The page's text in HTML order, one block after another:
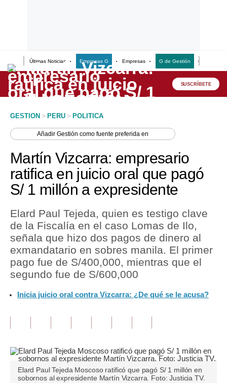
Últimas Noticias Empresas G Empresas G de Gestión
Lo último
Peru Quiosco
Economía
Mercados
Política
Finanzas Personales
Opinión
Editorial
Pregunta de hoy
SUSCRÍBETE
GESTION > PERU > POLITICA
AñadirGestión como fuente preferida en
Martín Vizcarra: empresario
ratifica en juicio oral que pagó
S/ 1 millón a expresidente
Elard Paul Tejeda, quien es testigo clave
de la Fiscalía en el caso Lomas de Ilo,
señala que hizo dos pagos de dinero al
exmandatario en sobres manila. El primer
pago fue de S/400,000, mientras que el
segundo fue de S/600,000
Inicia juicio oral contra Vizcarra: ¿De qué se le acusa?
Elard Paul Tejeda Moscoso ratificó que pagó S/ 1 millón en
sobornos al expresidente Martín Vizcarra. Foto: Justicia TV.